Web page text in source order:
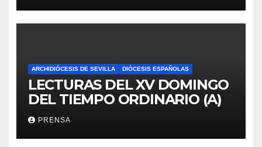
ARCHIDIÓCESIS DE SEVILLA DIÓCESIS ESPAÑOLAS
LECTURAS DEL XV DOMINGO
DEL TIEMPO ORDINARIO (A)
PRENSA